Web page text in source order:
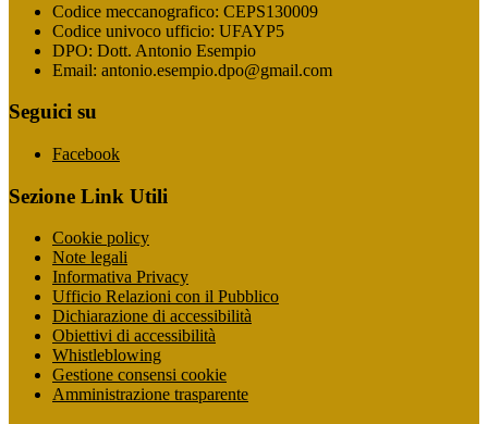
Codice meccanografico: CEPS130009
Codice univoco ufficio: UFAYP5
DPO: Dott. Antonio Esempio
Email: antonio.esempio.dpo@gmail.com
Seguici su
Facebook
Sezione Link Utili
Cookie policy
Note legali
Informativa Privacy
Ufficio Relazioni con il Pubblico
Dichiarazione di accessibilità
Obiettivi di accessibilità
Whistleblowing
Gestione consensi cookie
Amministrazione trasparente